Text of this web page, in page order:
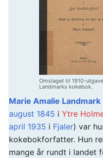
Omslaget til 1910-
Landmarks kokebok.
Marie Amalie Landmark
august 1845 i Ytre
april 1935 i Fjaler) var
kokebokforfatter. Hun
mange år rundt i landet